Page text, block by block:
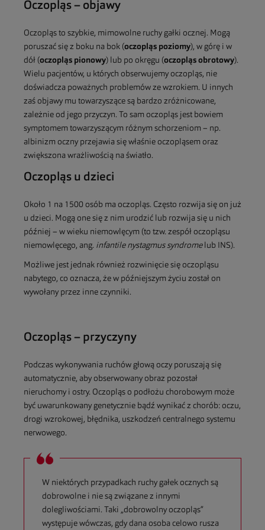
Oczopląs – objawy
Oczopląs to szybkie, mimowolne ruchy gałki ocznej. Mogą
poruszać się z boku na bok (oczopląs poziomy), w górę i w
dół (oczopląs pionowy) lub po okręgu (oczopląs obrotowy).
Wielu pacjentów, u których obserwujemy oczopląs, nie
doświadcza poważnych problemów ze wzrokiem. U innych
zaś objawy mu towarzyszące są bardzo zróżnicowane,
zależnie od jego przyczyn. To sam oczopląs jest bowiem
symptomem towarzyszącym różnym schorzeniom – np.
albinizm oczny przejawia się właśnie oczopląsem oraz
zwiększona wrażliwością na światło.
Oczopląs u dzieci
Około 1 na 1500 osób ma oczopląs. Często rozwija się on już
u dzieci. Mogą one się z nim urodzić lub rozwija się u nich
później – w wieku niemowlęcym (to tzw. zespół oczopląsu
niemowlęcego, ang. infantile nystagmus syndromelub INS).
Możliwe jest jednak również rozwinięcie się oczopląsu
nabytego, co oznacza, że w późniejszym życiu został on
wywołany przez inne czynniki.
Oczopląs – przyczyny
Podczas wykonywania ruchów głową oczy poruszają się
automatycznie, aby obserwowany obraz pozostał
nieruchomy i ostry. Oczopląs o podłożu chorobowym może
być uwarunkowany genetycznie bądź wynikać z chorób: oczu,
drogi wzrokowej, błędnika, uszkodzeń centralnego systemu
nerwowego.
W niektórych przypadkach ruchy gałek ocznych są
dobrowolne i nie są związane z innymi
dolegliwościami. Taki „dobrowolny oczopląs”
występuje wówczas, gdy dana osoba celowo rusza